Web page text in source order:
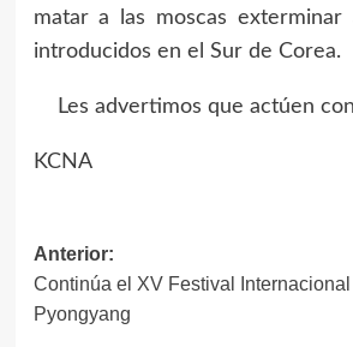
matar a las moscas exterminar
introducidos en el Sur de Corea.
Les advertimos que actúen
KCNA
Navegación
de
Anterior:
Continúa el XV Festival
Pyongyang